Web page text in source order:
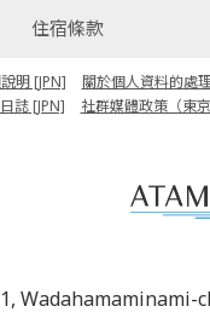
住宿條款
明 [JPN] 關於個人資料的處
誌 [JPN]
社群媒體政策（東
Wadahamaminami-